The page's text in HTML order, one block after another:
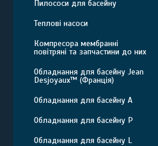
Пилососи для басейну
Теплові насоси
Компресора мембранні
повітряні та запчастини до них
Обладнання для басейну Jean
Desjoyaux™ (Франція)
Обладнання для басейну A
Обладнання для басейну P
Обладнання для басейну L